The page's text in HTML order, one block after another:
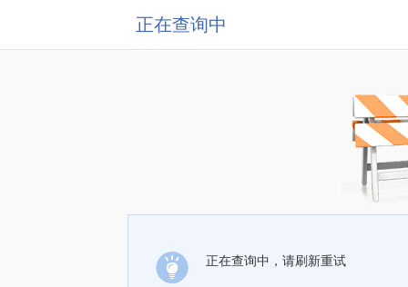
正在查询中
正在查询中，请刷新重试